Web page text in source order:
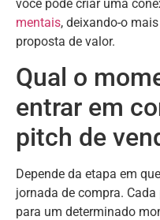
você pode criar uma
mentais, deixando-o
proposta de valor.
Qual o
entrar em
pitch de
Depende da etapa em
jornada de compra.
para um determinado